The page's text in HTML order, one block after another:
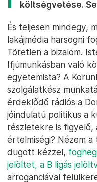
költségvetése.
És teljesen mindegy,
lakájmédia harsogni
Töretlen a bizalom.
Ifjúmunkásban való
egyetemista? A
szolgálatkész
érdeklődő rádiós a
jóindulatú politikus a
részletekre is figyelő,
értelmiségi? Nézem
dugott kézzel,
jelöltet, a B ligás
arroganciával